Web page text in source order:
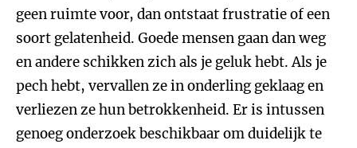
geen ruimte voor, dan ontstaat frustratie of een
soort gelatenheid. Goede mensen gaan dan weg
en andere schikken zich als je geluk hebt. Als je
pech hebt, vervallen ze in onderling geklaag en
verliezen ze hun betrokkenheid. Er is intussen
genoeg onderzoek beschikbaar om duidelijk te